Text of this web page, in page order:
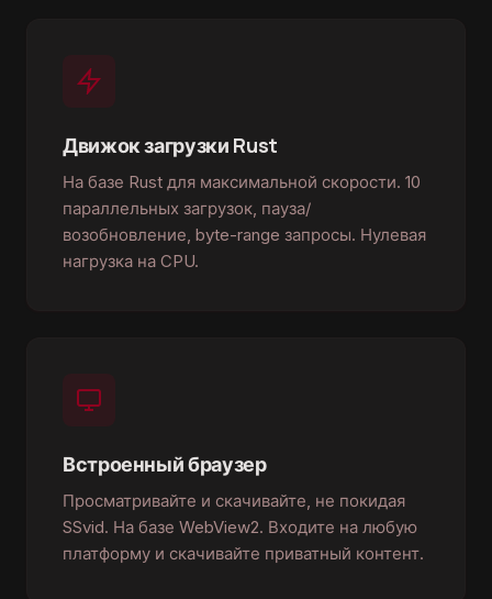
Движок загрузки Rust
На базе Rust для максимальной скорости. 10
параллельных загрузок, пауза/
возобновление, byte-range запросы. Нулевая
нагрузка на CPU.
Встроенный браузер
Просматривайте и скачивайте, не покидая
SSvid. На базе WebView2. Входите на любую
платформу и скачивайте приватный контент.